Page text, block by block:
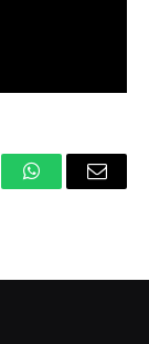
WhatsAppEmail